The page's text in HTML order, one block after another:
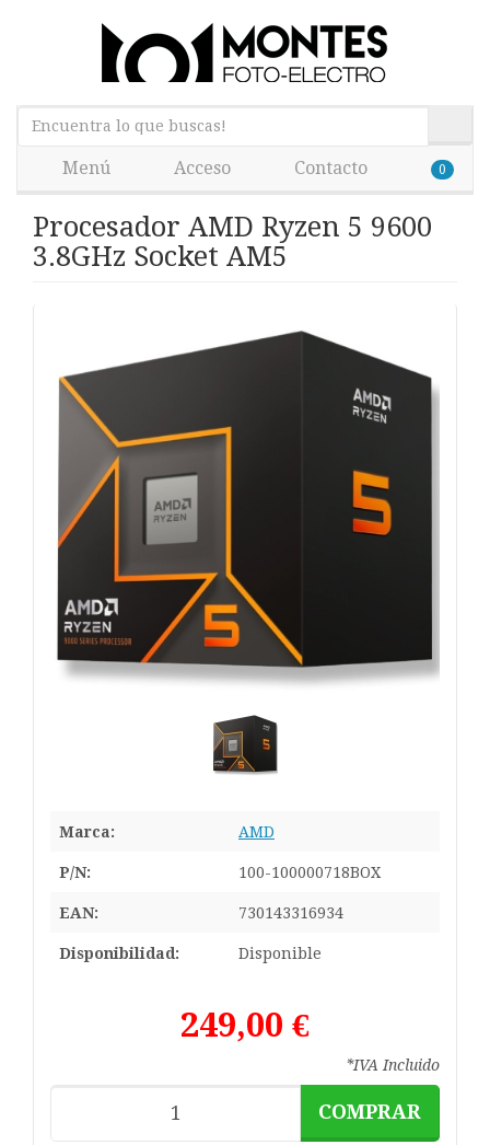
Menú Acceso Contacto 0
Procesador AMD Ryzen 5 9600
3.8GHz Socket AM5
Marca: AMD
P/N: 100-100000718BOX
EAN: 730143316934
Disponibilidad: Disponible
249,00 €
*IVA Incluido
COMPRAR